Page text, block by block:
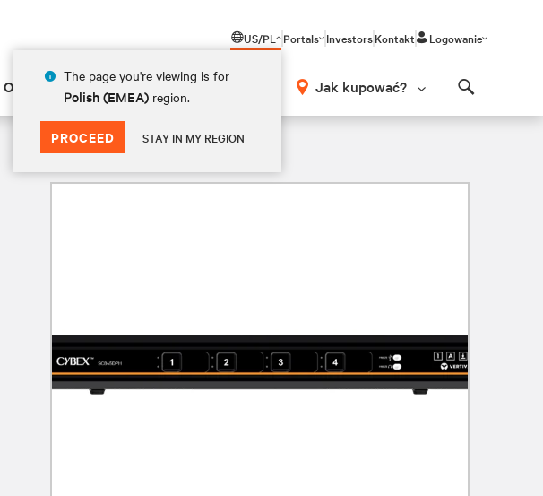
US/PL
The page you're viewing is for
Polish (EMEA) region.
PROCEED STAY IN MY REGION
Portals InvestorsKontakt Logowanie
O Vertiv Jak kupować?